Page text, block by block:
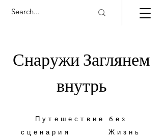
Путешествие без
сценария Жизнь
Снаружи Заглянем
внутрь